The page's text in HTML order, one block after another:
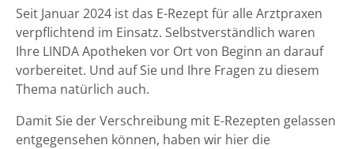
Seit Januar 2024 ist das E-Rezept für alle Arztpraxen
verpflichtend im Einsatz. Selbstverständlich waren
Ihre LINDA Apotheken vor Ort von Beginn an darauf
vorbereitet. Und auf Sie und Ihre Fragen zu diesem
Thema natürlich auch.
Damit Sie der Verschreibung mit E-Rezepten gelassen
entgegensehen können, haben wir hier die